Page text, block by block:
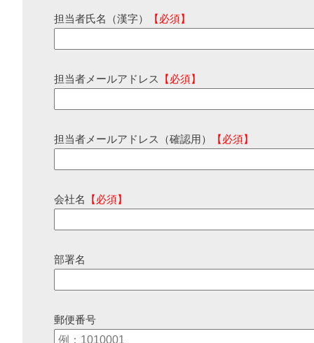
担当者氏名（漢字） 【必須】
担当者メールアドレス 【必須】
担当者メールアドレス（確認用） 【必須】
会社名 【必須】
部署名
郵便番号